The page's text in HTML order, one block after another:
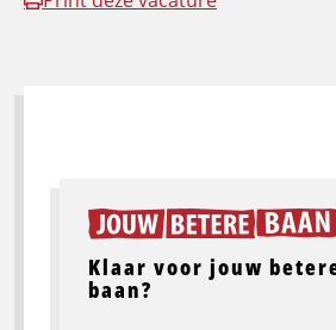
Klaar voor jouw
baan?